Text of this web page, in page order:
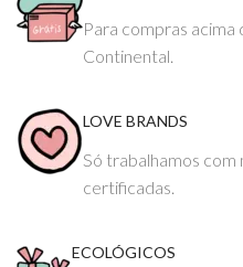
Para compras
Continental.
LOVE BRANDS
Só trabalhamos com
certificadas.
ECOLÓGICOS